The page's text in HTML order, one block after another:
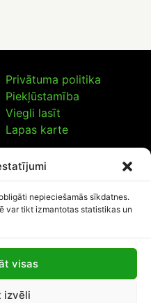
nepieciešamās sīkdatnes.
var tikt izmantotas statistikas un
visas
izvēli
Privātuma politika
Piekļūstamība
Viegli lasīt
Lapas karte